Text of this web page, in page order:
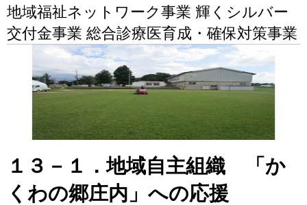
地域福祉ネットワーク事業 輝くシルバー
交付金事業 総合診療医育成・確保対策事業
１３－１．地域自主組織 「か
くわの郷庄内」への応援